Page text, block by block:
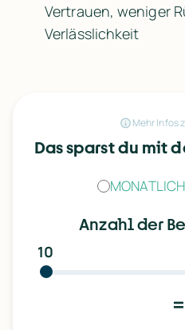
Vertrauen, weniger
Verlässlichkeit
Mehr Infos
Das sparst du mit
MONATLICH
Anzahl der
10
=